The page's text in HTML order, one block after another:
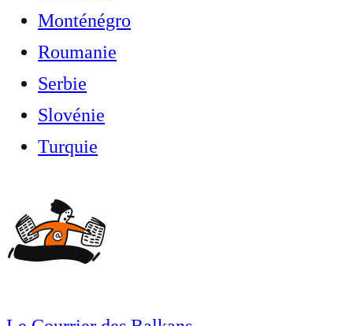
Monténégro
Roumanie
Serbie
Slovénie
Turquie